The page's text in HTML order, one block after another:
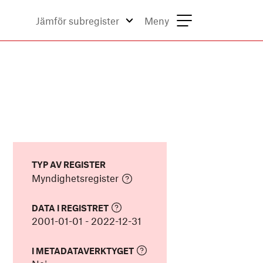
Jämför subregister Meny
TYP AV REGISTER
Myndighetsregister
DATA I REGISTRET
2001-01-01 - 2022-12-31
I METADATAVERKTYGET